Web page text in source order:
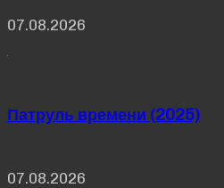
07.08.2026
Патруль времени (2025)
07.08.2026